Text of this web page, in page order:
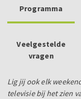
Programma
Veelgestelde
vragen
Lig jij ook elk
televisie bij het zien